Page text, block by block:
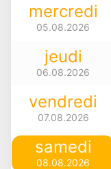
mercredi
05.08.2026
jeudi
06.08.2026
vendredi
07.08.2026
samedi
08.08.2026